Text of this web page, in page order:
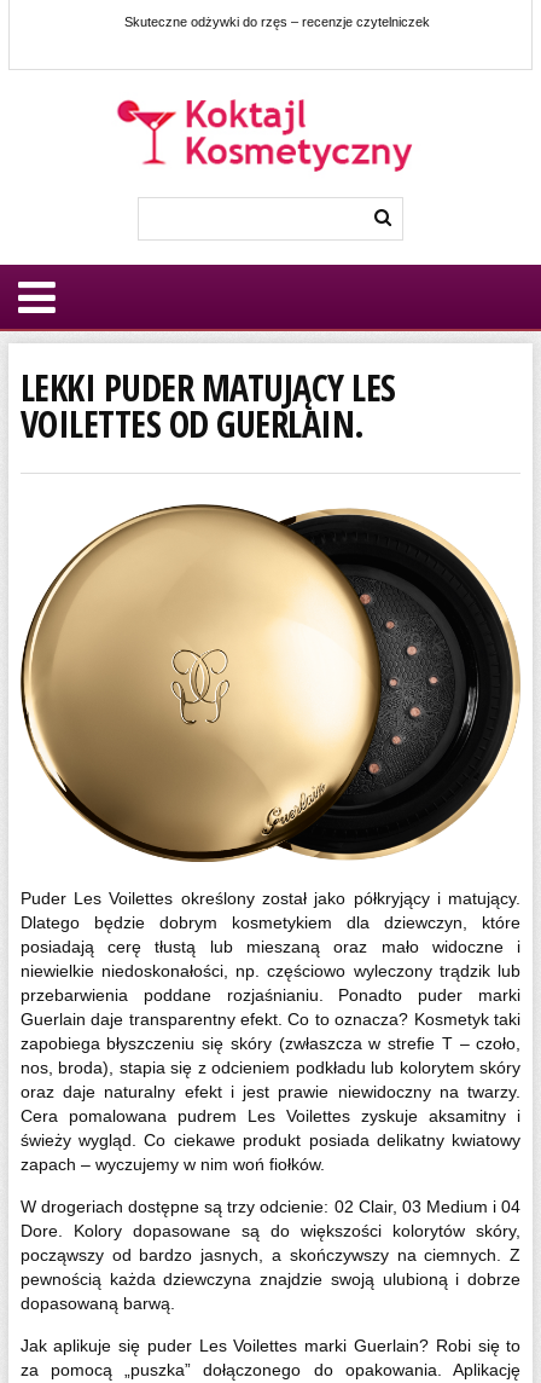
Skuteczne odżywki do rzęs – recenzje czytelniczek
LEKKI PUDER MATUJĄCY LES
VOILETTES OD GUERLAIN.
Puder Les Voilettes określony został jako półkryjący i matujący.
Dlatego będzie dobrym kosmetykiem dla dziewczyn, które
posiadają cerę tłustą lub mieszaną oraz mało widoczne i
niewielkie niedoskonałości, np. częściowo wyleczony trądzik lub
przebarwienia poddane rozjaśnianiu. Ponadto puder marki
Guerlain daje transparentny efekt. Co to oznacza? Kosmetyk taki
zapobiega błyszczeniu się skóry (zwłaszcza w strefie T – czoło,
nos, broda), stapia się z odcieniem podkładu lub kolorytem skóry
oraz daje naturalny efekt i jest prawie niewidoczny na twarzy.
Cera pomalowana pudrem Les Voilettes zyskuje aksamitny i
świeży wygląd. Co ciekawe produkt posiada delikatny kwiatowy
zapach – wyczujemy w nim woń fiołków.
W drogeriach dostępne są trzy odcienie: 02 Clair, 03 Medium i 04
Dore. Kolory dopasowane są do większości kolorytów skóry,
począwszy od bardzo jasnych, a skończywszy na ciemnych. Z
pewnością każda dziewczyna znajdzie swoją ulubioną i dobrze
dopasowaną barwą.
Jak aplikuje się puder Les Voilettes marki Guerlain? Robi się to
za pomocą „puszka” dołączonego do opakowania. Aplikację